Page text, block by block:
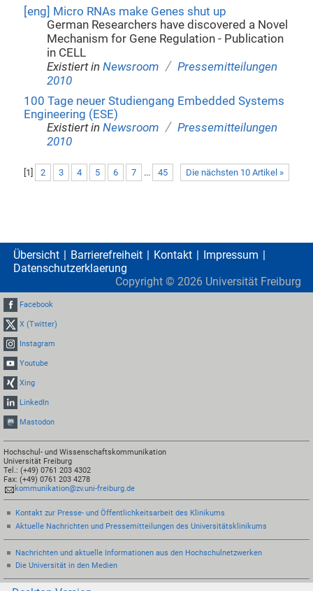
[eng] Micro RNAs make Genes shut up
German Researchers have discovered a Novel
Mechanism for Gene Regulation - Publication
in CELL
Existiert in Newsroom / Pressemitteilungen
2010
100 Tage neuer Studiengang Embedded Systems
Engineering (ESE)
Existiert in Newsroom / Pressemitteilungen
2010
Die nächsten 10 Artikel »
1 2 3 4 5 6 7 ... 45
Übersicht Barrierefreiheit Kontakt
Impressum
Datenschutzerklaerung
Copyright © 2026 Universität Freiburg
Facebook
X (Twitter)
Instagram
Youtube
Xing
LinkedIn
Mastodon
Hochschul- und Wissenschaftskommunikation
Universität Freiburg
Tel.: (+49) 0761 203 4302
Fax: (+49) 0761 203 4278
kommunikation@zv.uni-freiburg.de
Kontakt zur Presse- und Öffentlichkeitsarbeit des Klinikums
Aktuelle Nachrichten und Pressemitteilungen des Universitätsklinikums
Nachrichten und aktuelle Informationen aus den Hochschulnetzwerken
Die Universität in den Medien